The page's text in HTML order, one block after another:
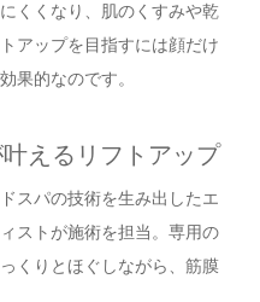
くくなり、肌のくすみや乾
アップを目指すには顔だけ
果的なのです。
えるリフトアップ
スパの技術を生み出したエ
ストが施術を担当。専用の
くりとほぐしながら、筋膜